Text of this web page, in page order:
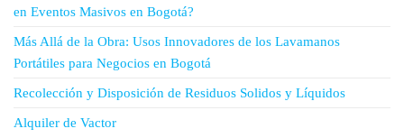
en Eventos Masivos en Bogotá?
Más Allá de la Obra: Usos Innovadores de los Lavamanos
Portátiles para Negocios en Bogotá
Recolección y Disposición de Residuos Solidos y Líquidos
Alquiler de Vactor